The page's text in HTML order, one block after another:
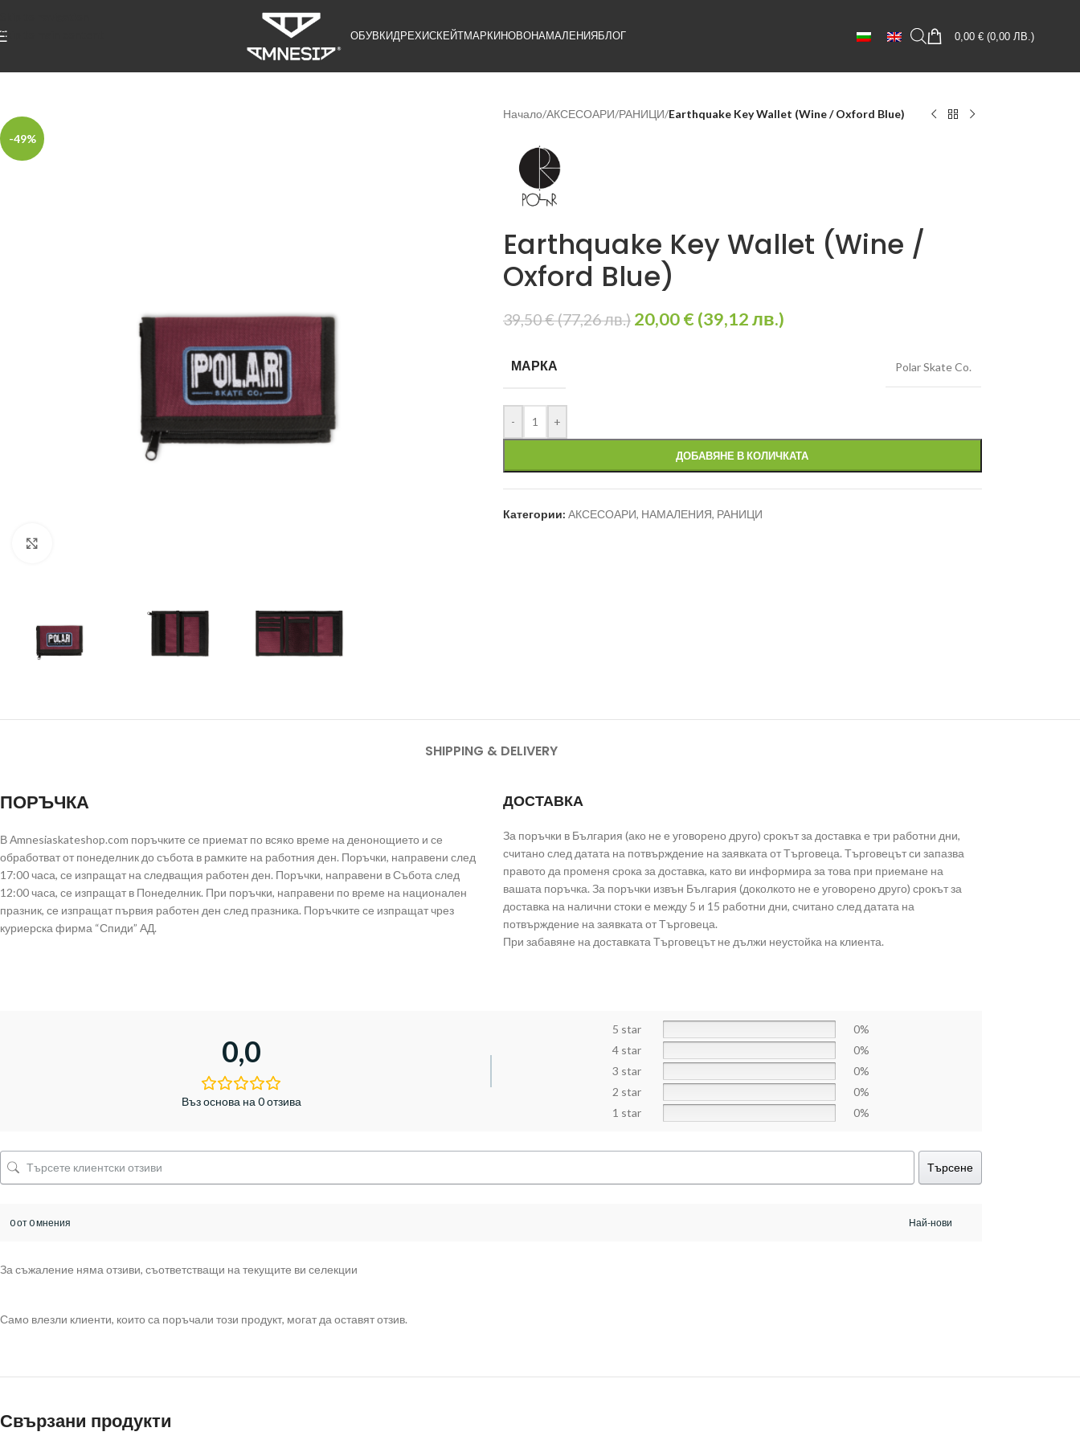
Skip to main content
ОБУВКИДРЕХИСКЕЙТМАРКИ НОВОНАМАЛЕНИЯ БЛОГ 0,00 € (0,00 ЛВ. )
-49%
Начало/АКСЕСОАРИ/РАНИЦИ/Earthquake Key Wallet (Wine / Oxford Blue)
Earthquake Key Wallet (Wine /
Oxford Blue)
39,50€(77,26лв.) 20,00€ (39,12лв.)
МАРКА Polar Skate Co.
- +
ДОБАВЯНЕ В КОЛИЧКАТА
Категории: АКСЕСОАРИ, НАМАЛЕНИЯ, РАНИЦИ
SHIPPING & DELIVERY
ПОРЪЧКА
В Аmnesiaskateshop.com поръчките се приемат по всяко време на денонощието и се
обработват от понеделник до събота в рамките на работния ден. Поръчки, направени след
17:00 часа, се изпращат на следващия работен ден. Поръчки, направени в Събота след
12:00 часа, се изпращат в Понеделник. При поръчки, направени по време на национален
празник, се изпращат първия работен ден след празника. Поръчките се изпращат чрез
куриерска фирма “Спиди” АД.
ДОСТАВКА
За поръчки в България (ако не е уговорено друго) срокът за доставка е три работни дни,
считано след датата на потвърждение на заявката от Търговеца. Търговецът си запазва
правото да променя срока за доставка, като ви информира за това при приемане на
вашата поръчка. За поръчки извън България (доколкото не е уговорено друго) срокът за
доставка на налични стоки е между 5 и 15 работни дни, считано след датата на
потвърждение на заявката от Търговеца.
При забавяне на доставката Търговецът не дължи неустойка на клиента.
0,0
Въз основа на 0 отзива
5 star
0%
4 star
0%
3 star
0%
2 star
0%
1 star
0%
Търсене
0 от 0 мнения
За съжаление няма отзиви, съответстващи на текущите ви селекции
Само влезли клиенти, които са поръчали този продукт, могат да оставят отзив.
Свързани продукти